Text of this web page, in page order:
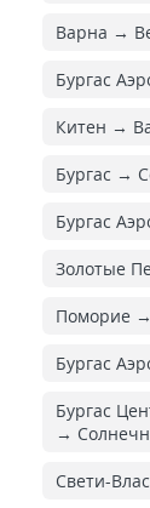
Варна →
Бургас
Китен →
Бургас →
Бургас
Золотые
Поморие →
Бургас
Бургас
→
Свети-